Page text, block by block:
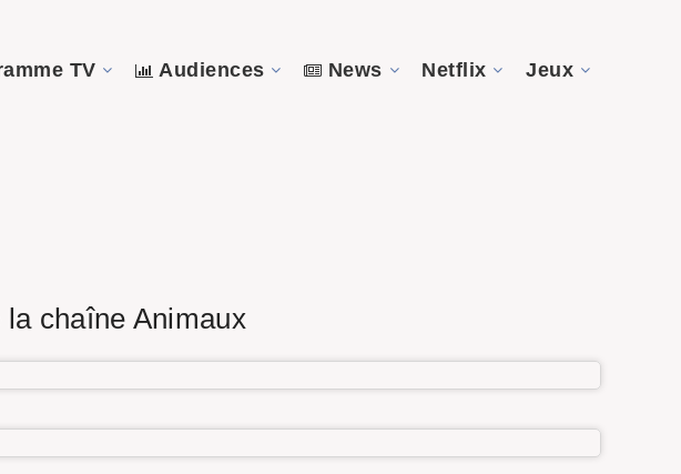
TV Audiences News Netflix Jeux
chaîne Animaux